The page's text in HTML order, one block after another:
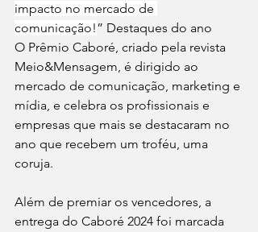
impacto no mercado de
comunicação!” Destaques do ano
O Prêmio Caboré, criado pela revista
Meio&Mensagem, é dirigido ao
mercado de comunicação, marketing e
mídia, e celebra os profissionais e
empresas que mais se destacaram no
ano que recebem um troféu, uma
coruja.
Além de premiar os vencedores, a
entrega do Caboré 2024 foi marcada